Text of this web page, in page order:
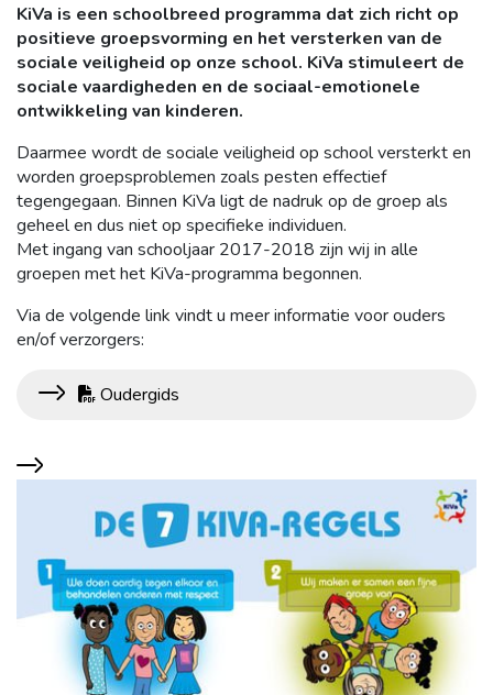
KiVa is een schoolbreed programma dat zich richt op
positieve groepsvorming en het versterken van de
sociale veiligheid op onze school. KiVa stimuleert de
sociale vaardigheden en de sociaal-emotionele
ontwikkeling van kinderen.
Daarmee wordt de sociale veiligheid op school versterkt en
worden groepsproblemen zoals pesten effectief
tegengegaan. Binnen KiVa ligt de nadruk op de groep als
geheel en dus niet op specifieke individuen.
Met ingang van schooljaar 2017-2018 zijn wij in alle
groepen met het KiVa-programma begonnen.
Via de volgende link vindt u meer informatie voor ouders
en/of verzorgers:
Oudergids